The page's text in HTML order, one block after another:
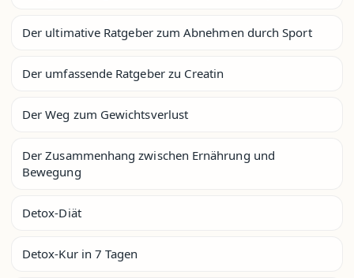
Der ultimative Ratgeber zum Abnehmen durch Sport
Der umfassende Ratgeber zu Creatin
Der Weg zum Gewichtsverlust
Der Zusammenhang zwischen Ernährung und
Bewegung
Detox-Diät
Detox-Kur in 7 Tagen